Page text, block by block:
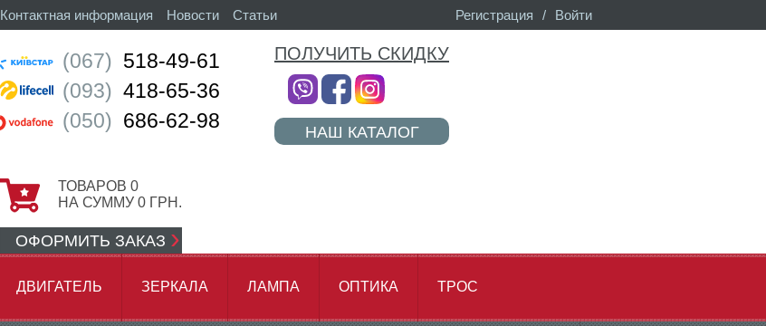
Контактная информация Новости Статьи Войти
/
Регистрация
(067) 518-49-61
(093) 418-65-36
(050) 686-62-98
ПОЛУЧИТЬ СКИДКУ
НАШ КАТАЛОГ
ТОВАРОВ 0
НА СУММУ 0 ГРН.
ОФОРМИТЬ ЗАКАЗ
ДВИГАТЕЛЬ ЗЕРКАЛА ЛАМПА ОПТИКА ТРОС